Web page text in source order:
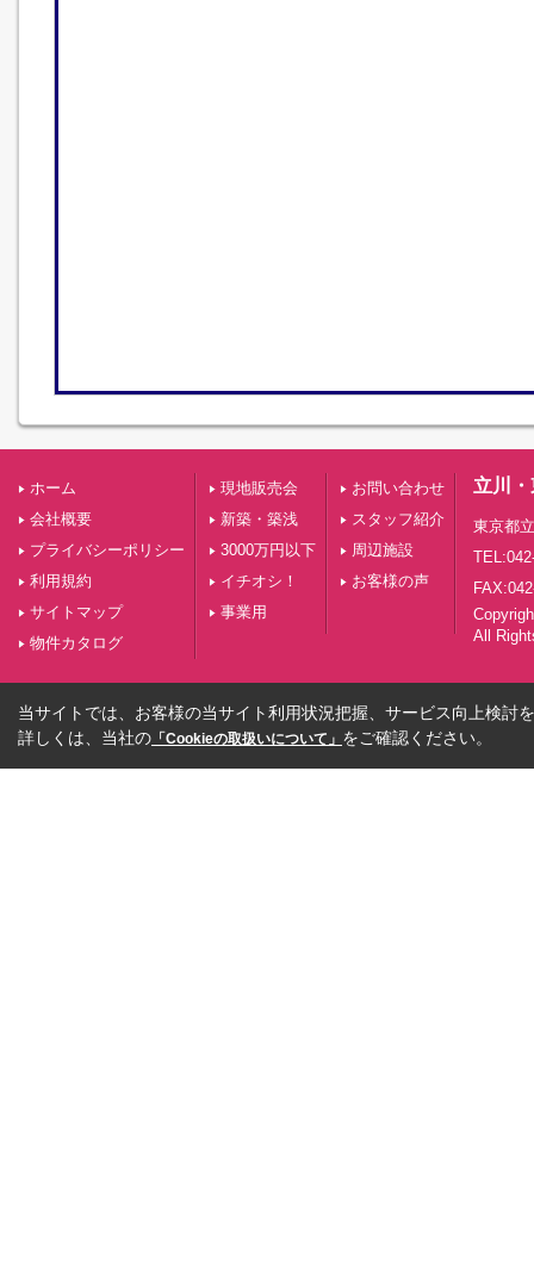
ホーム
会社概要
プライバシーポリシー
利用規約
サイトマップ
物件カタログ
現地販売会
新築・築浅
3000万円以下
イチオシ！
事業用
お問い合わせ
スタッフ紹介
周辺施設
お客様の声
立川
東京都
All
当サイトでは、お客様の当サイト利用状況把握、サービス向上検討
詳しくは、当社の 「Cookieの取扱いについて」 をご確認ください。